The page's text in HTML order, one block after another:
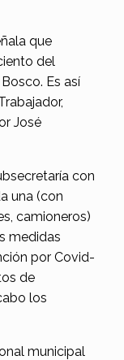
que
del
Es así
José
con
una (con
camioneros)
medidas
por Covid-
de
los
municipal